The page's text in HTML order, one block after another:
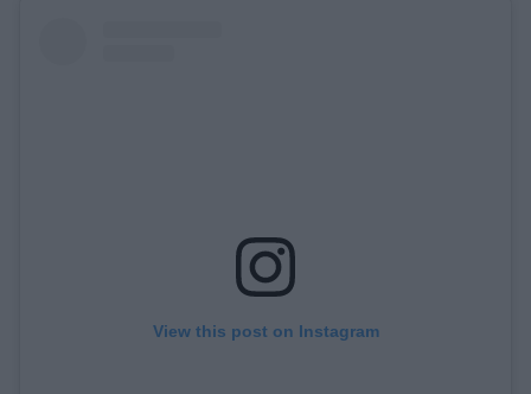
View this post on Instagram